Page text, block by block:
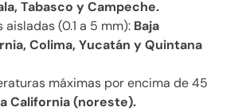
Tabasco y Campeche.
aisladas (0.1 a 5 mm): Baja
Colima, Yucatán y Quintana
máximas por encima de 45
California (noreste).